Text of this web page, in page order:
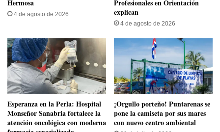
Hermosa
4 de agosto de 2026
Profesionales en Orientación
explican
4 de agosto de 2026
​Esperanza en la Perla: Hospital
Monseñor Sanabria fortalece la
atención oncológica con moderna
​¡Orgullo porteño! Puntarenas se
pone la camiseta por sus mares
con nuevo centro ambiental